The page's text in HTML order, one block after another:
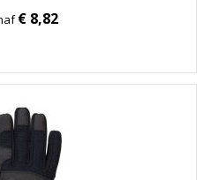
€ 8,82